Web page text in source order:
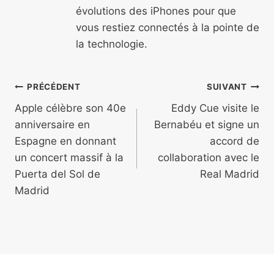
évolutions des iPhones pour que
vous restiez connectés à la pointe de
la technologie.
Navigation
de
l’article
PRÉCÉDENT
Apple célèbre son 40e
anniversaire en
Espagne en donnant
un concert massif à la
Puerta del Sol de
Madrid
SUIVANT
Eddy Cue visite le
Bernabéu et signe un
accord de
collaboration avec le
Real Madrid